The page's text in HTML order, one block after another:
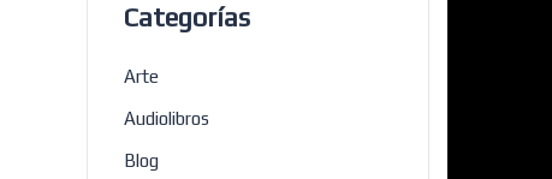
Categorías
Arte
Audiolibros
Blog